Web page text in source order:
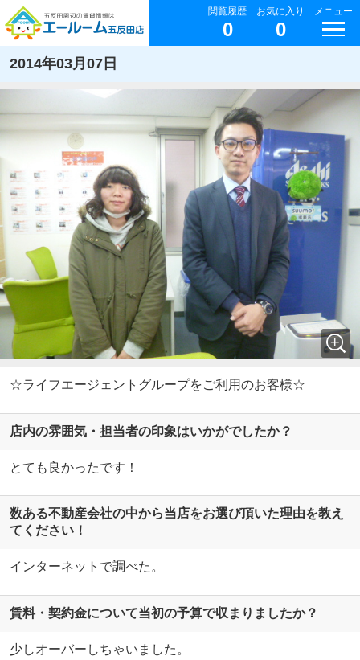
閲覧履歴
0
お気に入り
0
メニュー
2014年03月07日
☆ライフエージェントグループをご利用のお客様☆
店内の雰囲気・担当者の印象はいかがでしたか？
とても良かったです！
数ある不動産会社の中から当店をお選び頂いた理由を教え
てください！
インターネットで調べた。
賃料・契約金について当初の予算で収まりましたか？
少しオーバーしちゃいました。